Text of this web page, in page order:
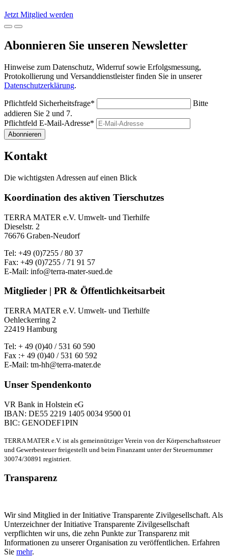
Jetzt Mitglied werden
Abonnieren Sie unseren Newsletter
Hinweise zum Datenschutz, Widerruf sowie Erfolgsmessung,
Protokollierung und Versanddienstleister finden Sie in unserer
Datenschutzerklärung.
Pflichtfeld Sicherheitsfrage*
Bitte
addieren Sie 2 und 7.
Pflichtfeld E-Mail-Adresse*
Abonnieren
Kontakt
Die wichtigsten Adressen auf einen Blick
Koordination des aktiven Tierschutzes
TERRA MATER e.V. Umwelt- und Tierhilfe
Dieselstr. 2
76676 Graben-Neudorf
Tel: +49 (0)7255 / 80 37
Fax: +49 (0)7255 / 71 91 57
E-Mail: info@terra-mater-sued.de
Mitglieder | PR & Öffentlichkeitsarbeit
TERRA MATER e.V. Umwelt- und Tierhilfe
Oehleckerring 2
22419 Hamburg
Tel: + 49 (0)40 / 531 60 590
Fax :+ 49 (0)40 / 531 60 592
E-Mail: tm-hh@terra-mater.de
Unser Spendenkonto
VR Bank in Holstein eG
IBAN: DE55 2219 1405 0034 9500 01
BIC: GENODEF1PIN
TERRA MATER e.V. ist als gemeinnütziger Verein von der Körperschaftssteuer
und Gewerbesteuer freigestellt und beim Finanzamt unter der Steuernummer
30074/30891 registriert.
Transparenz
Wir sind Mitglied in der Initiative Transparente Zivilgesellschaft. Als
Unterzeichner der Initiative Transparente Zivilgesellschaft
verpflichten wir uns, die zehn Punkte zur Transparenz mit
Informationen zu unserer Organisation zu veröffentlichen. Erfahren
Sie mehr.